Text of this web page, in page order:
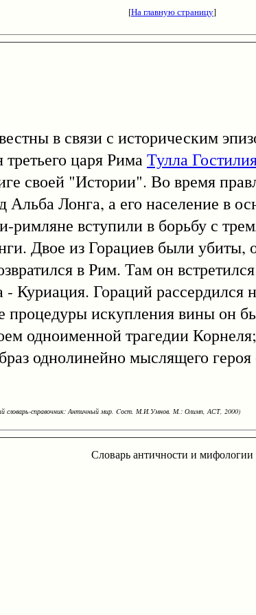
[На главную страницу]
в связи с историческим
царя РимаТулла
своей "Истории". Во время
Альба Лонга, а его население в
римляне вступили в борьбу с
Двое из Горациев были убиты,
в Рим. Там он
Куриация. Гораций рассердился
процедуры искупления вины он
трагедии Корнеля;
однолинейно мыслящего
словарь-справочник: Античный мир. Cост. М.И.Умнов. М.: Олимп, АСТ, 2000)
Словарь античности и мифологии